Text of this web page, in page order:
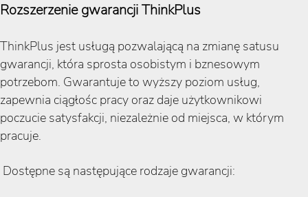
Rozszerzenie gwarancji ThinkPlus
ThinkPlus jest usługą pozwalającą na zmianę satusu
gwarancji, która sprosta osobistym i bznesowym
potrzebom. Gwarantuje to wyższy poziom usług,
zapewnia ciągłośc pracy oraz daje użytkownikowi
poczucie satysfakcji, niezależnie od miejsca, w którym
pracuje.
Dostępne są następujące rodzaje gwarancji: